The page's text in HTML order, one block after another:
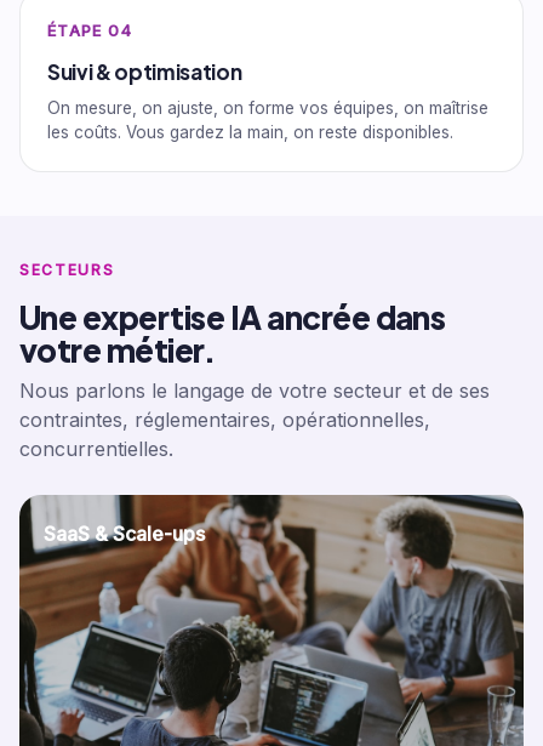
ÉTAPE 04
Suivi & optimisation
On mesure, on ajuste, on forme vos équipes, on maîtrise
les coûts. Vous gardez la main, on reste disponibles.
SECTEURS
Une expertise IA ancrée dans
votre métier.
Nous parlons le langage de votre secteur et de ses
contraintes, réglementaires, opérationnelles,
concurrentielles.
SaaS & Scale-ups